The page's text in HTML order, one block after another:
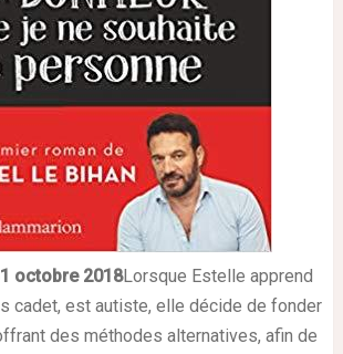
octobre 2018Lorsque Estelle apprend
cadet, est autiste, elle décide de fonder
des méthodes alternatives, afin de